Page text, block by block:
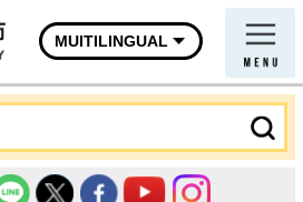
MUITILINGUAL